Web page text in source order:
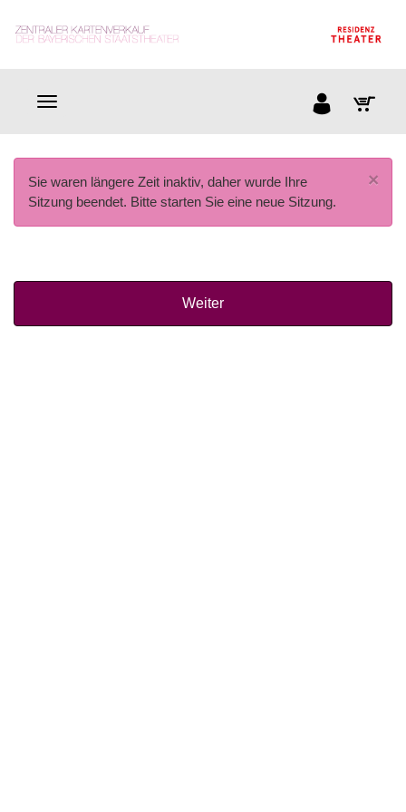
×
Sie waren längere Zeit inaktiv, daher wurde Ihre
Sitzung beendet. Bitte starten Sie eine neue Sitzung.
Weiter